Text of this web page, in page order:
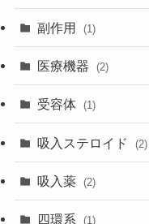
副作用 (1)
医療機器 (2)
受容体 (1)
吸入ステロイド (2)
吸入薬 (2)
四環系 (1)